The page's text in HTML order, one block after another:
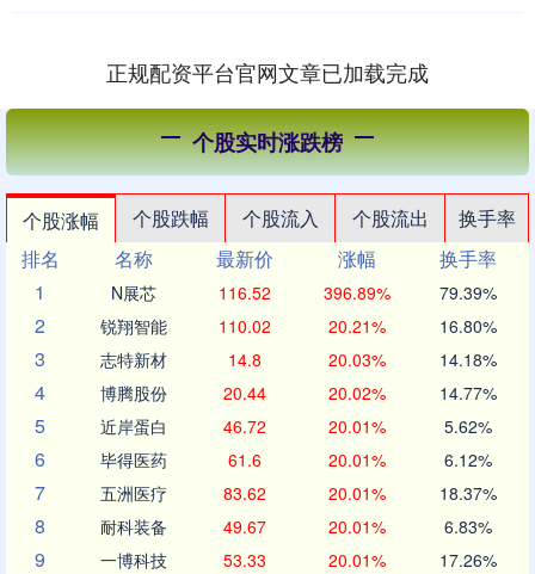
正规配资平台官网文章已加载完成
个股实时涨跌榜
个股涨幅 个股跌幅 个股流入 个股流出
换手率
排名
名称 最新价 涨幅
换手率
1
N展芯 116.52 396.89% 79.39%
2 锐翔智能 110.02 20.21% 16.80%
3 志特新材 14.8 20.03% 14.18%
4 博腾股份 20.44 20.02% 14.77%
5 近岸蛋白 46.72 20.01% 5.62%
6 毕得医药 61.6 20.01% 6.12%
7 五洲医疗 83.62 20.01% 18.37%
8 耐科装备 49.67 20.01% 6.83%
9 一博科技 53.33 20.01% 17.26%